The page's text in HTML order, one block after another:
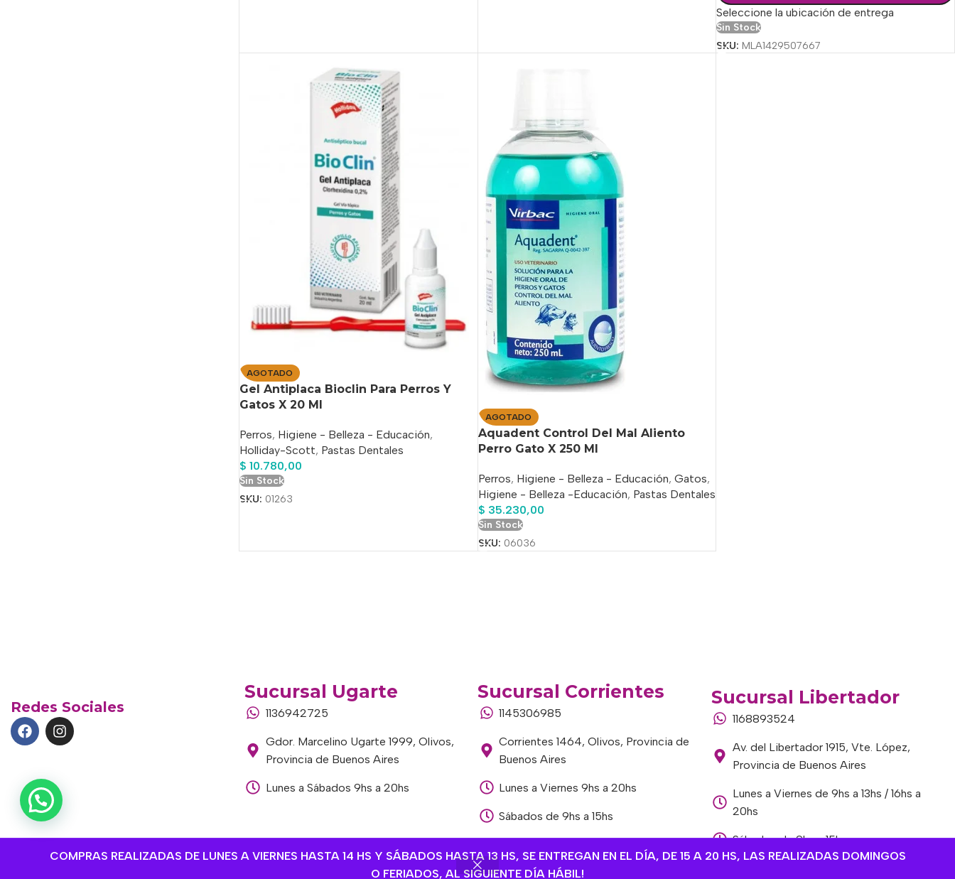
COMPRAS REALIZADAS DE LUNES A VIERNES HASTA 14 HS Y SÁBADOS HASTA 13 HS, SE ENTREGAN EN EL DÍA, DE 15 A 20 HS, LAS REALIZADAS DOMINGOS
O FERIADOS, AL SIGUIENTE DÍA HÁBIL!
Seleccione la ubicación de entrega
Sin Stock
SKU:MLA1429507667
AGOTADO
Gel Antiplaca Bioclin Para Perros Y
Gatos X 20 Ml
Perros, Higiene - Belleza - Educación,
Holliday-Scott, Pastas Dentales
$ 10.780,00
Sin Stock
SKU: 01263
AGOTADO
Aquadent Control Del Mal Aliento
Perro Gato X 250 Ml
Perros, Higiene - Belleza - Educación, Gatos,
Higiene - Belleza -Educación, Pastas Dentales
$ 35.230,00
Sin Stock
SKU: 06036
Redes Sociales
Sucursal Ugarte
1136942725
Gdor. Marcelino Ugarte 1999, Olivos,
Provincia de Buenos Aires
Lunes a Sábados 9hs a 20hs
Sucursal Corrientes
1145306985
Corrientes 1464, Olivos, Provincia de
Buenos Aires
Lunes a Viernes 9hs a 20hs
Sábados de 9hs a 15hs
Sucursal Libertador
1168893524
Av. del Libertador 1915, Vte. López,
Provincia de Buenos Aires
Lunes a Viernes de 9hs a 13hs / 16hs a
20hs
Sábados de 9hs a 15hs